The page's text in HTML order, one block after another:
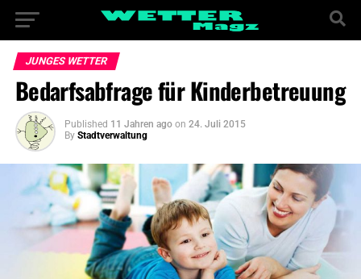
JUNGES WETTER
Bedarfsabfrage für Kinderbetreuung
Published 11 Jahren ago on 24. Juli 2015
By Stadtverwaltung